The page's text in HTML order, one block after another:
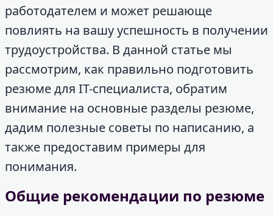
работодателем и может решающе
повлиять на вашу успешность в получении
трудоустройства. В данной статье мы
рассмотрим, как правильно подготовить
резюме для IT-специалиста, обратим
внимание на основные разделы резюме,
дадим полезные советы по написанию, а
также предоставим примеры для
понимания.
Общие рекомендации по резюме